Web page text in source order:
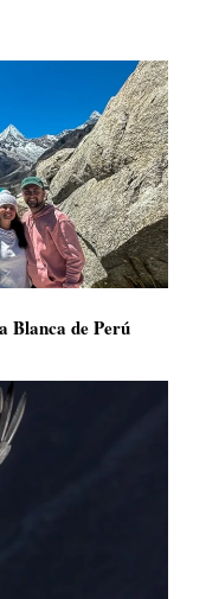
Blanca de Perú